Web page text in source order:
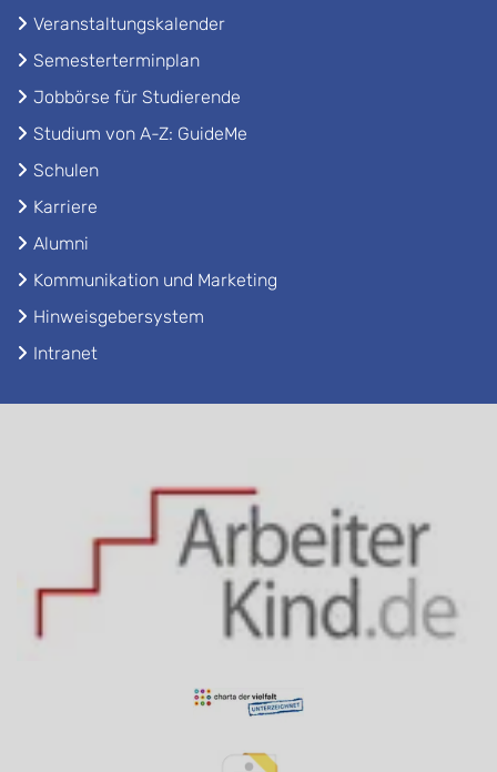
Veranstaltungskalender
Semesterterminplan
Jobbörse für Studierende
Studium von A-Z: GuideMe
Schulen
Karriere
Alumni
Kommunikation und Marketing
Hinweisgebersystem
Intranet